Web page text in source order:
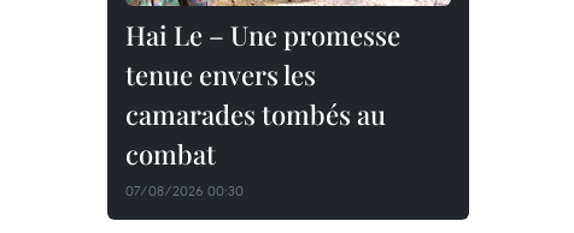
Hai Le – Une promesse
tenue envers les
camarades tombés au
combat
07/08/2026 00:30